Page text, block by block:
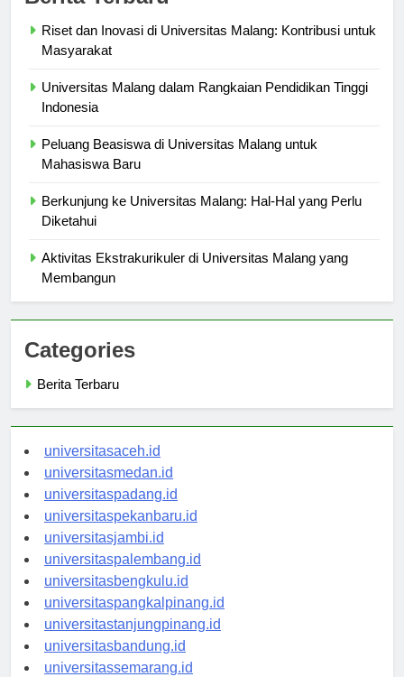
Riset dan Inovasi di Universitas Malang: Kontribusi untuk
Universitas Malang dalam Rangkaian Pendidikan Tinggi
Peluang Beasiswa di Universitas Malang untuk
Berkunjung ke Universitas Malang: Hal-Hal yang Perlu
Aktivitas Ekstrakurikuler di Universitas Malang yang
Categories
universitasaceh.id
universitasmedan.id
universitaspadang.id
universitaspekanbaru.id
universitasjambi.id
universitaspalembang.id
universitasbengkulu.id
universitaspangkalpinang.id
universitastanjungpinang.id
universitasbandung.id